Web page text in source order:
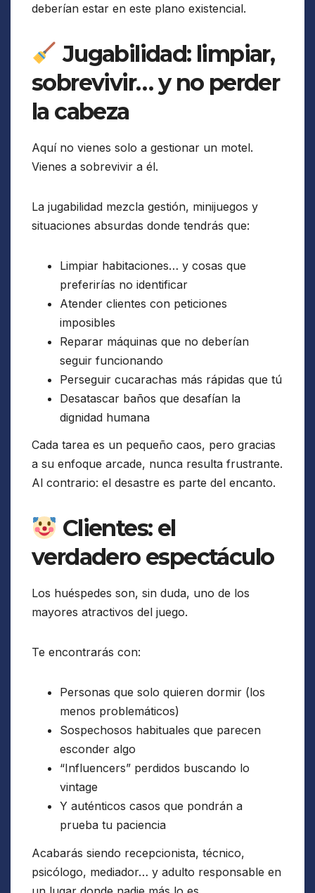
deberían estar en este plano existencial.
Jugabilidad: limpiar,
sobrevivir… y no perder
la cabeza
Aquí no vienes solo a gestionar un motel.
Vienes a sobrevivir a él.
La jugabilidad mezcla gestión, minijuegos y
situaciones absurdas donde tendrás que:
Limpiar habitaciones… y cosas que
preferirías no identificar
Atender clientes con peticiones
imposibles
Reparar máquinas que no deberían
seguir funcionando
Perseguir cucarachas más rápidas que tú
Desatascar baños que desafían la
dignidad humana
Cada tarea es un pequeño caos, pero gracias
a su enfoque arcade, nunca resulta frustrante.
Al contrario: el desastre es parte del encanto.
Clientes: el
verdadero espectáculo
Los huéspedes son, sin duda, uno de los
mayores atractivos del juego.
Te encontrarás con:
Personas que solo quieren dormir (los
menos problemáticos)
Sospechosos habituales que parecen
esconder algo
“Influencers” perdidos buscando lo
vintage
Y auténticos casos que pondrán a
prueba tu paciencia
Acabarás siendo recepcionista, técnico,
psicólogo, mediador… y adulto responsable en